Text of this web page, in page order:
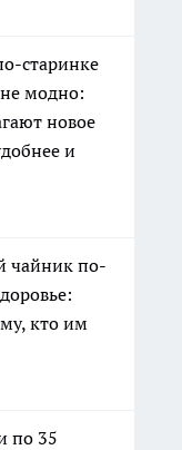
старинке
модно:
новое
и
чайник по-
кто им
по 35